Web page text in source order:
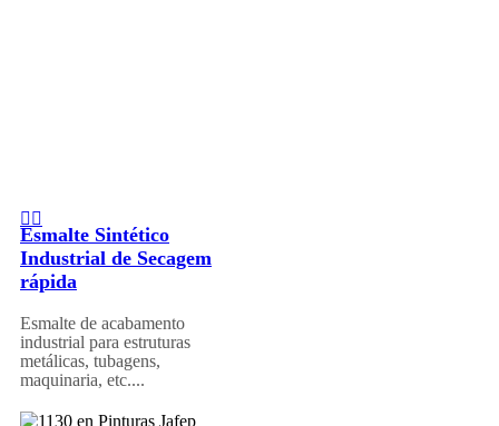
Esmalte Sintético
Industrial de Secagem
rápida
Esmalte de acabamento
industrial para estruturas
metálicas, tubagens,
maquinaria, etc....